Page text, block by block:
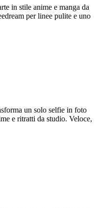
in stile anime e manga da
per linee pulite e uno
un solo selfie in foto
e ritratti da studio. Veloce,